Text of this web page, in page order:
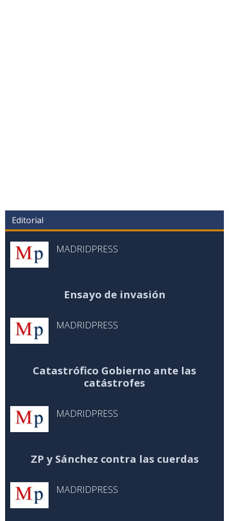
Editorial
MADRIDPRESS
Ensayo de invasión
MADRIDPRESS
Catastrófico Gobierno ante las
catástrofes
MADRIDPRESS
ZP y Sánchez contra las cuerdas
MADRIDPRESS